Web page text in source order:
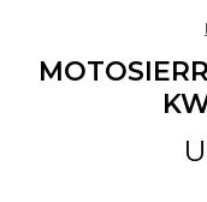
Mascotas